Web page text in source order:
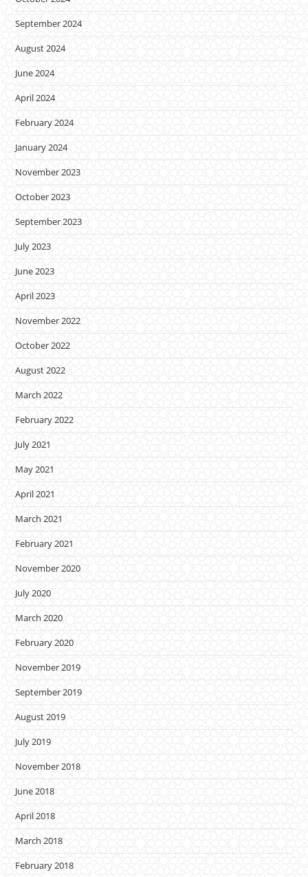
September 2024
August 2024
June 2024
April 2024
February 2024
January 2024
November 2023
October 2023
September 2023
July 2023
June 2023
April 2023
November 2022
October 2022
August 2022
March 2022
February 2022
July 2021
May 2021
April 2021
March 2021
February 2021
November 2020
July 2020
March 2020
February 2020
November 2019
September 2019
August 2019
July 2019
November 2018
June 2018
April 2018
March 2018
February 2018